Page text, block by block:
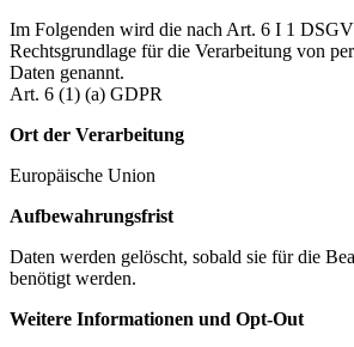
Im Folgenden wird die nach Art. 6 I 1
Rechtsgrundlage für die Verarbeitung von
Daten genannt.
Art. 6 (1) (a) GDPR
Ort der Verarbeitung
Europäische Union
Aufbewahrungsfrist
Daten werden gelöscht, sobald sie für die
benötigt werden.
Weitere Informationen und Opt-Out